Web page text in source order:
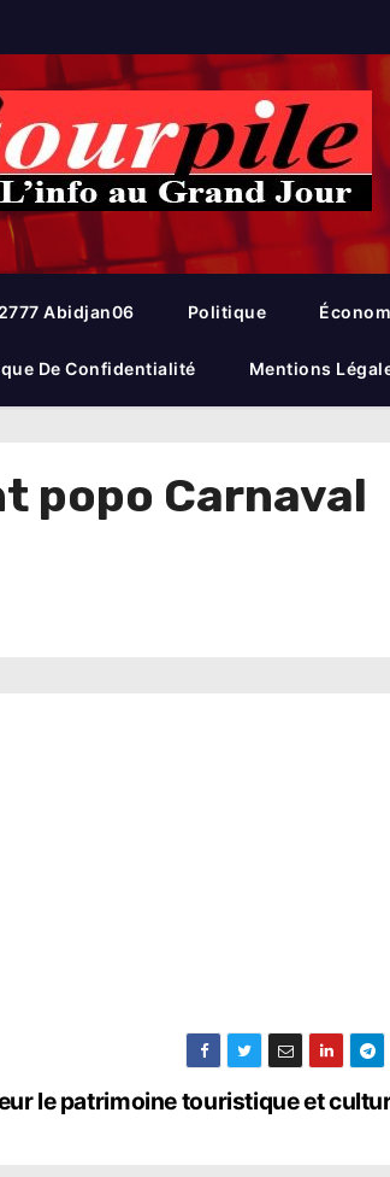
Abidjan06 Politique
De Confidentialité Mentions
popo Carnaval
le patrimoine touristique et